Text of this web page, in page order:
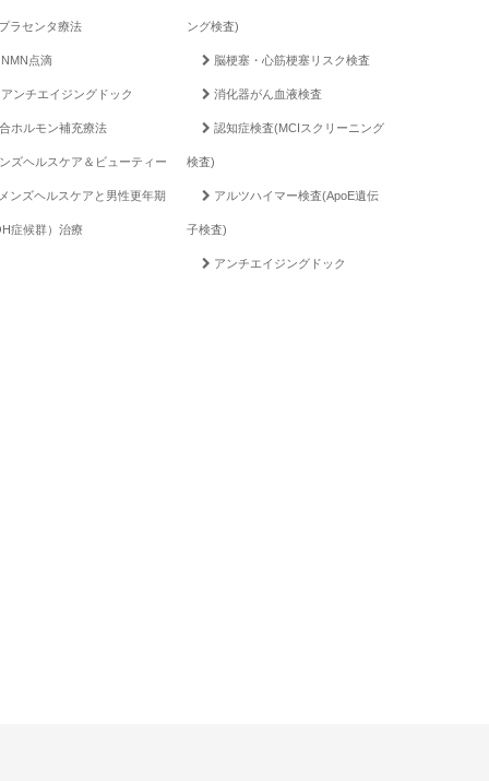
プラセンタ療法
NMN点滴
アンチエイジングドック
ホルモン補充療法
ンズヘルスケア＆ビューティー
メンズヘルスケアと男性更年期
症候群）治療
ング検査)
脳梗塞・心筋梗塞リスク検査
消化器がん血液検査
認知症検査(MCIスクリーニング
検査)
アルツハイマー検査(ApoE遺伝
子検査)
アンチエイジングドック